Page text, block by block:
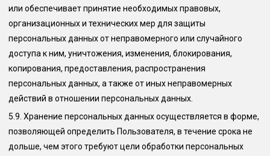
или обеспечивает принятие необходимых правовых,
организационных и технических мер для защиты
персональных данных от неправомерного или случайного
доступа к ним, уничтожения, изменения, блокирования,
копирования, предоставления, распространения
персональных данных, а также от иных неправомерных
действий в отношении персональных данных.
5.9. Хранение персональных данных осуществляется в форме,
позволяющей определить Пользователя, в течение срока не
дольше, чем этого требуют цели обработки персональных